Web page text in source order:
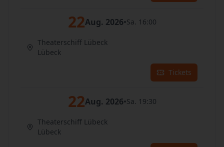
22Aug. 2026•Sa. 16:00
Theaterschiff Lübeck
Lübeck
Tickets
22Aug. 2026•Sa. 19:30
Theaterschiff Lübeck
Lübeck